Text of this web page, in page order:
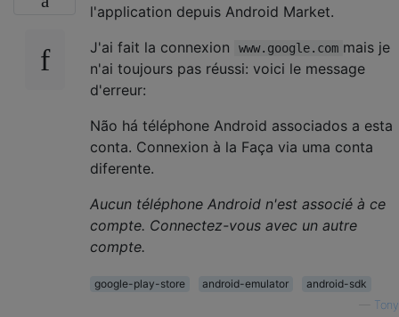
l'application depuis Android Market.
J'ai fait la connexion
www.google.com mais je
n'ai toujours pas réussi: voici le message
d'erreur:
Não há téléphone Android associados a esta
conta. Connexion à la Faça via uma conta
diferente.
Aucun téléphone Android n'est associé à ce
compte. Connectez-vous avec un autre
compte.
google-play-store android-emulator
android-sdk
Tony